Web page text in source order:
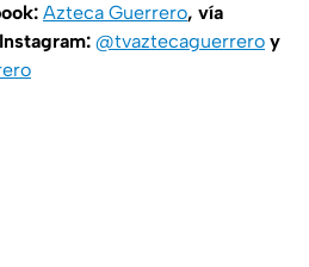
Azteca Guerrero, vía
@tvaztecaguerrero y